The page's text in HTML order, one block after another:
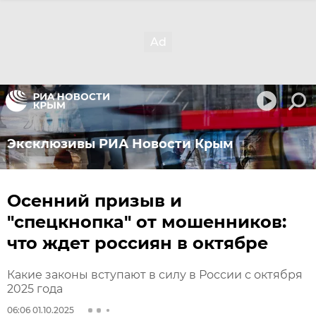
Эксклюзивы РИА Новости Крым
Осенний призыв и
"спецкнопка" от мошенников:
что ждет россиян в октябре
Какие законы вступают в силу в России с октября
2025 года
06:06 01.10.2025